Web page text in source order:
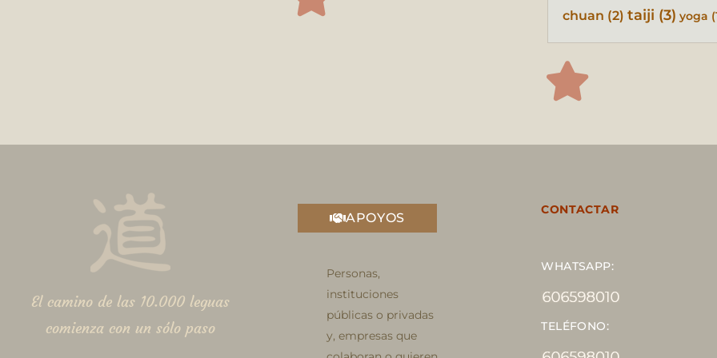
chuan (2) taiji (3) yoga
El camino de las 10.000 leguas
comienza con un sólo paso
APOYOS
Personas,
instituciones
públicas o privadas
y, empresas que
CONTACTAR
WHATSAPP:
TELÉFONO: